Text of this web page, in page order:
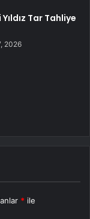
Tar Tahliye
2026
* ile